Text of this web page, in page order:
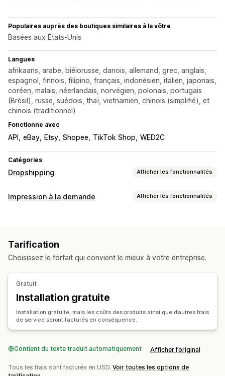
Populaires auprès des boutiques similaires à la vôtre
Basées aux États-Unis
Langues
afrikaans, arabe, biélorusse, danois, allemand, grec, anglais,
espagnol, finnois, filipino, français, indonésien, italien, japonais,
coréen, malais, néerlandais, norvégien, polonais, portugais
(Brésil), russe, suédois, thaï, vietnamien, chinois (simplifié), et
chinois (traditionnel)
Fonctionne avec
API eBay Etsy Shopee TikTok Shop WED2C
Catégories
Dropshipping Afficher les fonctionnalités
Les produits que vous pouvez vendre
Produits pour animaux
Allemagne
Impression à la demande Afficher les fonctionnalités
Outils de conception
Encarts informatifs Personnalisation
Sacs
Couvertures et plaids
Chaussures Verres et tasses Cadeaux pour les fêtes
Produits pour animaux Éco-responsable
Options d’expédition
Tarification
Choisissez le forfait qui convient le mieux à votre entreprise.
Gratuit
Installation gratuite
Installation gratuite, mais les coûts des produits ainsi que d’autres frais
de service seront facturés en conséquence.
Contient du texte traduit automatiquement Afficher l’original
Tous les frais sont facturés en USD. Voir toutes les options de